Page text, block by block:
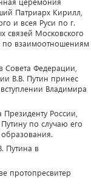
Патриарх Кирилл,
и всея Руси по г.
связей Московского
по взаимоотношениям
Совета Федерации,
В.В. Путин принес
Владимира
России,
по случаю его
Путина в
протопресвитер